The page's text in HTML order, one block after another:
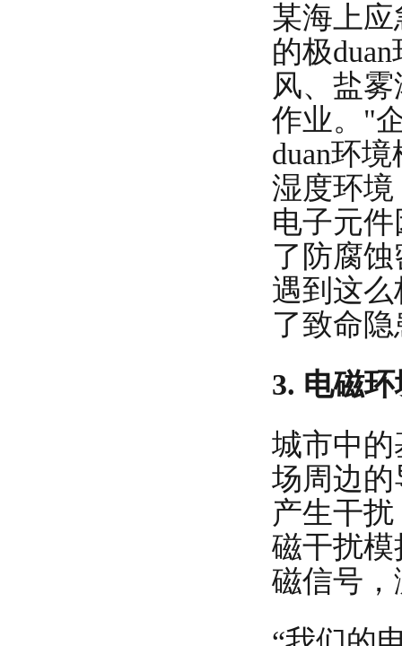
某海上
的极duan
风、盐雾
作业。"
duan环境
湿度环
电子元
了防腐
遇到这么
了致命
3. 电磁
城市中
场周边
产生干
磁干扰
磁信号